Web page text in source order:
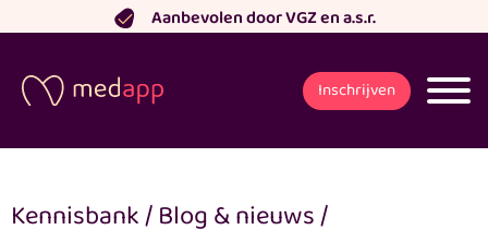
naar
inhoud
Aanbevolen door VGZ en a.s.r.
Inschrijven
Kennisbank/Blog & nieuws/